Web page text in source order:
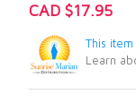
CAD $17.95
This
Learn